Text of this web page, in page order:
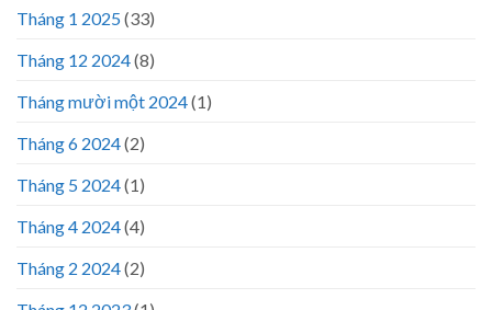
Tháng 1 2025(33)
Tháng 12 2024(8)
Tháng mười một 2024(1)
Tháng 6 2024(2)
Tháng 5 2024(1)
Tháng 4 2024(4)
Tháng 2 2024(2)